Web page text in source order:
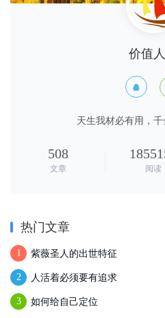
价值

天生我材必有用，千
508
文章 阅读
热门文章
1 紫薇圣人的出世特征
2 人活着必须要有追求
3 如何给自己定位